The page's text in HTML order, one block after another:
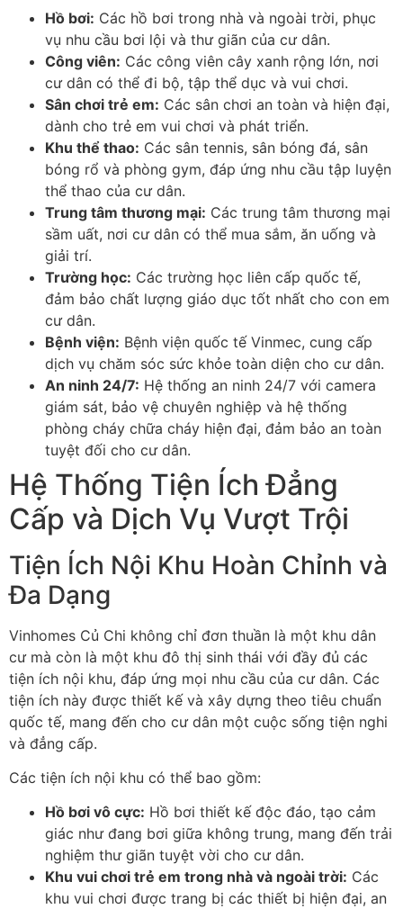
Hồ bơi: Các hồ bơi trong nhà và ngoài trời, phục
vụ nhu cầu bơi lội và thư giãn của cư dân.
Công viên: Các công viên cây xanh rộng lớn, nơi
cư dân có thể đi bộ, tập thể dục và vui chơi.
Sân chơi trẻ em: Các sân chơi an toàn và hiện đại,
dành cho trẻ em vui chơi và phát triển.
Khu thể thao: Các sân tennis, sân bóng đá, sân
bóng rổ và phòng gym, đáp ứng nhu cầu tập luyện
thể thao của cư dân.
Trung tâm thương mại: Các trung tâm thương mại
sầm uất, nơi cư dân có thể mua sắm, ăn uống và
giải trí.
Trường học: Các trường học liên cấp quốc tế,
đảm bảo chất lượng giáo dục tốt nhất cho con em
cư dân.
Bệnh viện: Bệnh viện quốc tế Vinmec, cung cấp
dịch vụ chăm sóc sức khỏe toàn diện cho cư dân.
An ninh 24/7: Hệ thống an ninh 24/7 với camera
giám sát, bảo vệ chuyên nghiệp và hệ thống
phòng cháy chữa cháy hiện đại, đảm bảo an toàn
tuyệt đối cho cư dân.
Hệ Thống Tiện Ích Đẳng
Cấp và Dịch Vụ Vượt Trội
Tiện Ích Nội Khu Hoàn Chỉnh và
Đa Dạng
Vinhomes Củ Chi không chỉ đơn thuần là một khu dân
cư mà còn là một khu đô thị sinh thái với đầy đủ các
tiện ích nội khu, đáp ứng mọi nhu cầu của cư dân. Các
tiện ích này được thiết kế và xây dựng theo tiêu chuẩn
quốc tế, mang đến cho cư dân một cuộc sống tiện nghi
và đẳng cấp.
Các tiện ích nội khu có thể bao gồm:
Hồ bơi vô cực: Hồ bơi thiết kế độc đáo, tạo cảm
giác như đang bơi giữa không trung, mang đến trải
nghiệm thư giãn tuyệt vời cho cư dân.
Khu vui chơi trẻ em trong nhà và ngoài trời: Các
khu vui chơi được trang bị các thiết bị hiện đại, an